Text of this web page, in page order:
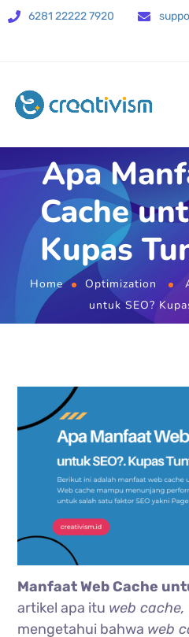
6281 22222 7920
Apa
Cache
Kupas
Home Optimization
untuk SEO?
Manfaat Web Cache
artikel apa itu web cache,
mengetahui bahwa web